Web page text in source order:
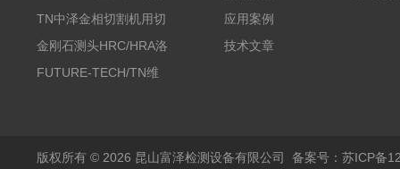
带机/金相研磨机
TN中泽金相切割机用切
削油/金相冷却液
金刚石测头HRC/HRA洛
氏硬度计专用
FUTURE-TECH/TN维
应用案例
技术文章
版权所有 © 2026 昆山富泽检测设备有限公司 备案号：苏ICP备